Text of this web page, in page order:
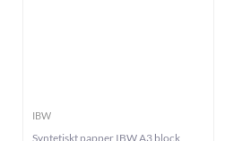
IBW
Syntetiskt papper IBW A3 block